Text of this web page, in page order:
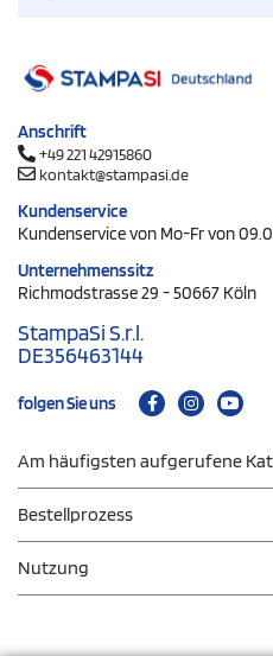
Anschrift
+49 221 42915860
kontakt@stampasi.de
Kundenservice
Kundenservice von Mo-Fr von
Unternehmenssitz
Richmodstrasse 29 - 50667 Köln
StampaSi S.r.l.
DE356463144
folgen Sie uns
Am häufigsten aufgerufene
Bestellprozess
Nutzung